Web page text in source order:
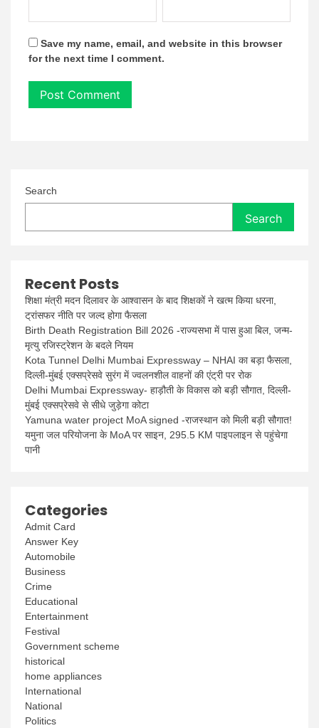
Save my name, email, and website in this browser
for the next time I comment.
Search
Search
Recent Posts
शिक्षा मंत्री मदन दिलावर के आश्वासन के बाद शिक्षकों ने खत्म किया धरना,
ट्रांसफर नीति पर जल्द होगा फैसला
Birth Death Registration Bill 2026 -राज्यसभा में पास हुआ बिल, जन्म-
मृत्यु रजिस्ट्रेशन के बदले नियम
Kota Tunnel Delhi Mumbai Expressway – NHAI का बड़ा फैसला,
दिल्ली-मुंबई एक्सप्रेसवे सुरंग में ज्वलनशील वाहनों की एंट्री पर रोक
Delhi Mumbai Expressway- हाड़ौती के विकास को बड़ी सौगात, दिल्ली-
मुंबई एक्सप्रेसवे से सीधे जुड़ेगा कोटा
Yamuna water project MoA signed -राजस्थान को मिली बड़ी सौगात!
यमुना जल परियोजना के MoA पर साइन, 295.5 KM पाइपलाइन से पहुंचेगा
पानी
Categories
Admit Card
Answer Key
Automobile
Business
Crime
Educational
Entertainment
Festival
Government scheme
historical
home appliances
International
National
Politics